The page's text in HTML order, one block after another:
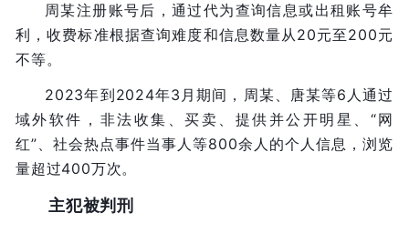
周某注册账号后，通过代为查询信息或出租账号牟
利，收费标准根据查询难度和信息数量从20元至200元
不等。
2023年到2024年3月期间，周某、唐某等6人通过
域外软件，非法收集、买卖、提供并公开明星、“网
红”、社会热点事件当事人等800余人的个人信息，浏览
量超过400万次。
主犯被判刑